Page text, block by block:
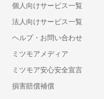
ワークフローシステム
受付システム
文書管理システム
MDM(モバイル端末管理)
クラウドPBX
個人向けサービス一覧
法人向けサービス一覧
ヘルプ・お問い合わせ
ミツモアメディア
ミツモア安心安全宣言
損害賠償補償